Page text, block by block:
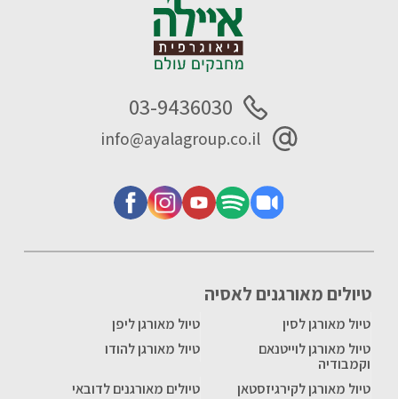
טיולים מאורגנים לאסיה
טיול מאורגן לסין
טיול מאורגן ליפן
טיול מאורגן לוייטנאם
וקמבודיה
טיול מאורגן להודו
טיול מאורגן לקירגיזסטאן
טיולים מאורגנים לדובאי
03-9436030
info@ayalagroup.co.il